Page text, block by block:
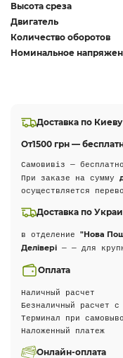
Высота среза
Двигатель
Количество оборотов
Номинальное
Доставка по Киеву
От1500 грн —
Самовивіз —
При заказе на сумму
осуществляется
Доставка по
в отделение "Нова
Делівері — — для
Оплата
Наличный расчет
Безналичный расчет с
Терминал при
Наложенный платеж
Онлайн-оплата